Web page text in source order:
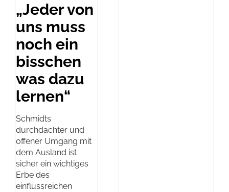
„Jeder von
uns muss
noch ein
bisschen
was dazu
lernen“
Schmidts
durchdachter und
offener Umgang mit
dem Ausland ist
sicher ein wichtiges
Erbe des
einflussreichen